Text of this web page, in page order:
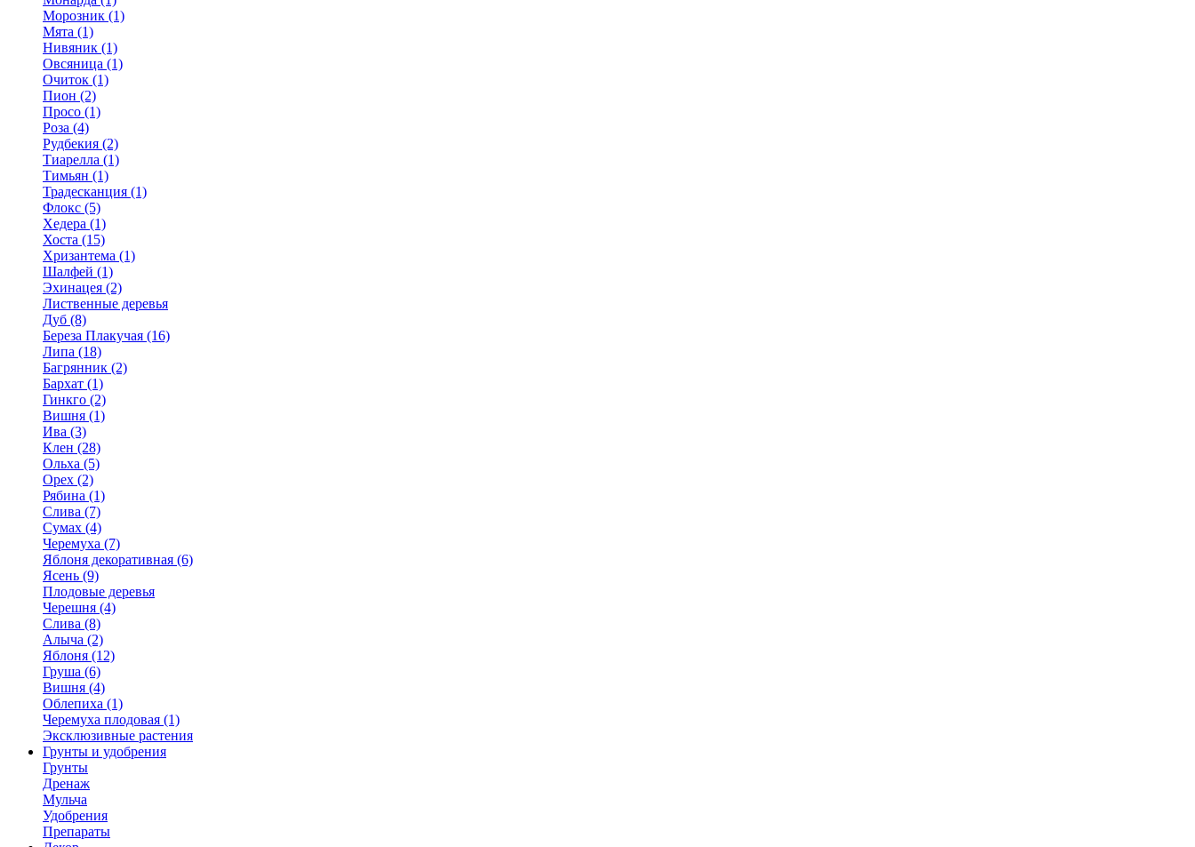
Морозник (1)
Мята (1)
Нивяник (1)
Овсяница (1)
Очиток (1)
Пион (2)
Просо (1)
Роза (4)
Рудбекия (2)
Тиарелла (1)
Тимьян (1)
Традесканция (1)
Флокс (5)
Хедера (1)
Хоста (15)
Хризантема (1)
Шалфей (1)
Эхинацея (2)
Лиственные деревья
Дуб (8)
Береза Плакучая (16)
Липа (18)
Багрянник (2)
Бархат (1)
Гинкго (2)
Вишня (1)
Ива (3)
Клен (28)
Ольха (5)
Орех (2)
Рябина (1)
Слива (7)
Сумах (4)
Черемуха (7)
Яблоня декоративная (6)
Ясень (9)
Плодовые деревья
Черешня (4)
Слива (8)
Алыча (2)
Яблоня (12)
Груша (6)
Вишня (4)
Облепиха (1)
Черемуха плодовая (1)
Эксклюзивные растения
Грунты и удобрения
Грунты
Дренаж
Мульча
Удобрения
Препараты